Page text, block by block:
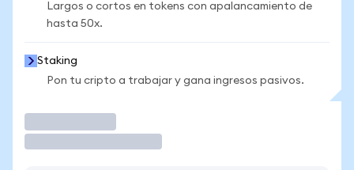
Largos o cortos en tokens con apalancamiento de
hasta 50x.
Staking
Pon tu cripto a trabajar y gana ingresos pasivos.